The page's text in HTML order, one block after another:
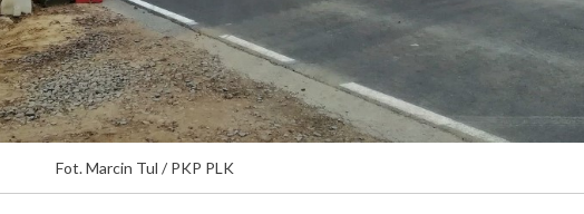
Fot. Marcin Tul / PKP PLK